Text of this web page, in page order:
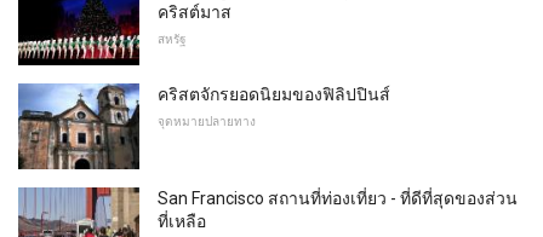
คริสต์มาส
สหรัฐ
คริสตจักรยอดนิยมของฟิลิปปินส์
จุดหมายปลายทาง
San Francisco สถานที่ท่องเที่ยว - ที่ดีที่สุดของส่วน
ที่เหลือ